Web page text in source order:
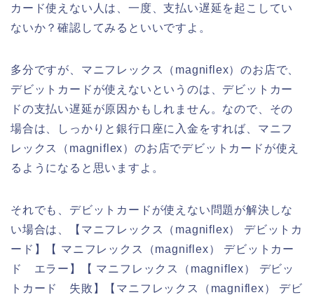
カード使えない人は、一度、支払い遅延を起こしてい
ないか？確認してみるといいですよ。
多分ですが、マニフレックス（magniflex）のお店で、
デビットカードが使えないというのは、デビットカー
ドの支払い遅延が原因かもしれません。なので、その
場合は、しっかりと銀行口座に入金をすれば、マニフ
レックス（magniflex）のお店でデビットカードが使え
るようになると思いますよ。
それでも、デビットカードが使えない問題が解決しな
い場合は、【マニフレックス（magniflex） デビットカ
ード】【 マニフレックス（magniflex） デビットカー
ド エラー】【 マニフレックス（magniflex） デビッ
トカード 失敗】【マニフレックス（magniflex） デビ